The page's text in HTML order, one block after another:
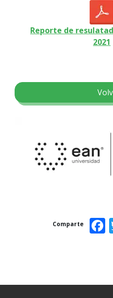
Reporte de
2021
Comparte